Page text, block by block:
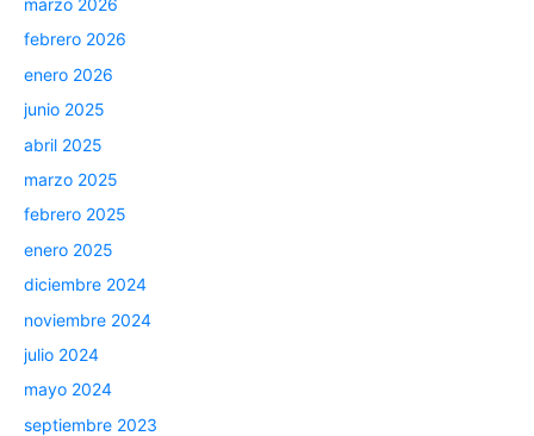
marzo 2026
febrero 2026
enero 2026
junio 2025
abril 2025
marzo 2025
febrero 2025
enero 2025
diciembre 2024
noviembre 2024
julio 2024
mayo 2024
septiembre 2023